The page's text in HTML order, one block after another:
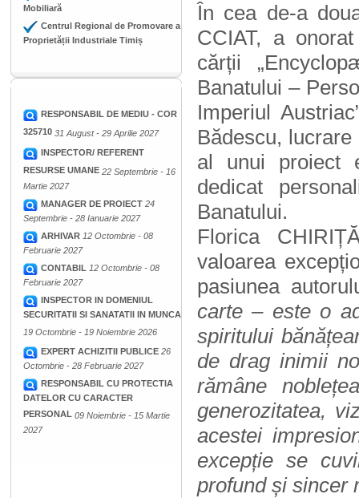
Mobiliară
Centrul Regional de Promovare a
Proprietății Industriale Timiș
RESPONSABIL DE MEDIU - COR
325710 31 August - 29 Aprilie 2027
INSPECTOR/ REFERENT
RESURSE UMANE 22 Septembrie - 16
Martie 2027
MANAGER DE PROIECT 24
Septembrie - 28 Ianuarie 2027
ARHIVAR 12 Octombrie - 08
Februarie 2027
CONTABIL 12 Octombrie - 08
Februarie 2027
INSPECTOR IN DOMENIUL
SECURITATII SI SANATATII IN MUNCA
19 Octombrie - 19 Noiembrie 2026
EXPERT ACHIZITII PUBLICE 26
Octombrie - 28 Februarie 2027
RESPONSABIL CU PROTECTIA
DATELOR CU CARACTER
PERSONAL 09 Noiembrie - 15 Martie
2027
În cea de-a
CCIAT, a
cărții
Banatului –
Imperiul
Bădescu,
al unui proiect
dedicat
Banatului.
Florica
valoarea
pasiunea
carte – este o
spiritului
de drag inimii
rămâne
generozitatea,
acestei
excepție se
profund și sincer